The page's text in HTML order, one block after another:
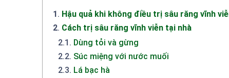
1. Hậu quả khi không điều trị sâu răng vĩnh
2. Cách trị sâu răng vĩnh viễn tại nhà
2.1 . Dùng tỏi và gừng
2.2. Súc miệng với nước muối
2.3. Lá bạc hà